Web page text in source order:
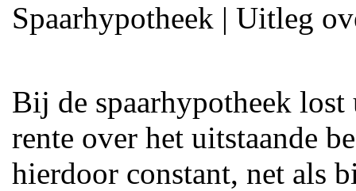
Spaarhypotheek | Uitleg
Bij de spaarhypotheek
rente over het uitstaande
hierdoor constant, net als